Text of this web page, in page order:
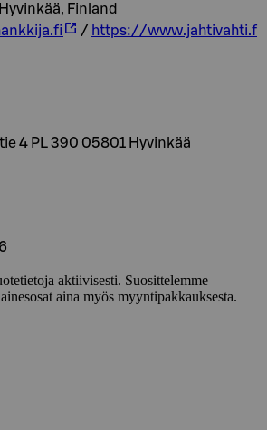
Finland
/ https://www.jahtivahti.f
4 PL 390 05801 Hyvinkää
aktiivisesti. Suosittelemme
aina myös myyntipakkauksesta.